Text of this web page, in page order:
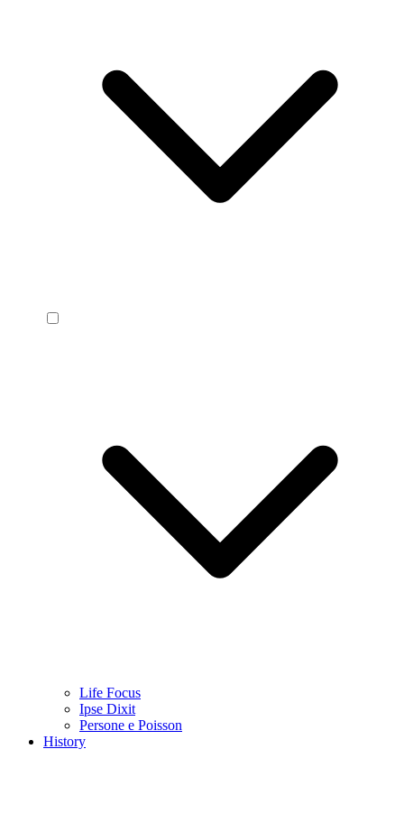
Life Focus
Ipse Dixit
Persone e Poisson
History